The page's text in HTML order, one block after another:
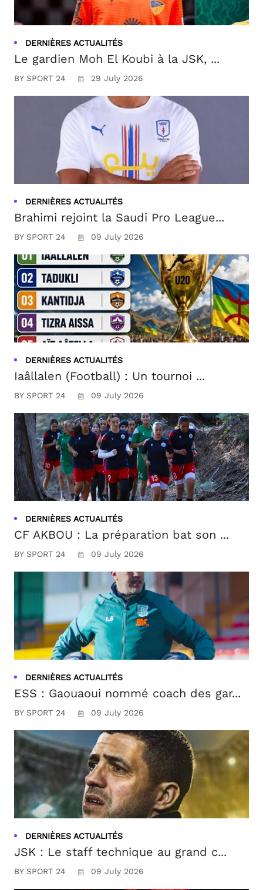
DERNIÈRES ACTUALITÉS
Le gardien Moh El Koubi à la JSK, ...
BY SPORT 24 29 July 2026
DERNIÈRES ACTUALITÉS
Brahimi rejoint la Saudi Pro League...
BY SPORT 24 09 July 2026
DERNIÈRES ACTUALITÉS
Iaâllalen (Football) : Un tournoi ...
BY SPORT 24 09 July 2026
DERNIÈRES ACTUALITÉS
CF AKBOU : La préparation bat son ...
BY SPORT 24 09 July 2026
DERNIÈRES ACTUALITÉS
ESS : Gaouaoui nommé coach des gar...
BY SPORT 24 09 July 2026
DERNIÈRES ACTUALITÉS
JSK : Le staff technique au grand c...
BY SPORT 24 09 July 2026